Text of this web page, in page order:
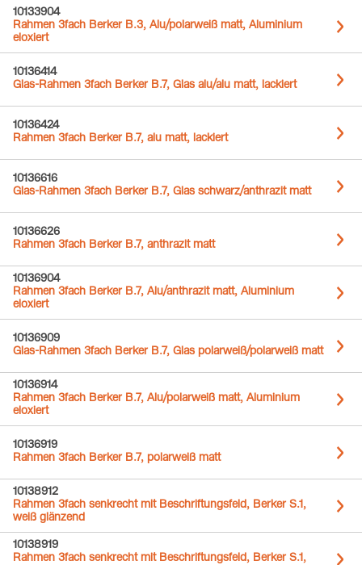
10133904
Rahmen 3fach Berker B.3, Alu/polarweiß matt, Aluminium
eloxiert
10136414
Glas-Rahmen 3fach Berker B.7, Glas alu/alu matt, lackiert
10136424
Rahmen 3fach Berker B.7, alu matt, lackiert
10136616
Glas-Rahmen 3fach Berker B.7, Glas schwarz/anthrazit matt
10136626
Rahmen 3fach Berker B.7, anthrazit matt
10136904
Rahmen 3fach Berker B.7, Alu/anthrazit matt, Aluminium
eloxiert
10136909
Glas-Rahmen 3fach Berker B.7, Glas polarweiß/polarweiß matt
10136914
Rahmen 3fach Berker B.7, Alu/polarweiß matt, Aluminium
eloxiert
10136919
Rahmen 3fach Berker B.7, polarweiß matt
10138912
Rahmen 3fach senkrecht mit Beschriftungsfeld, Berker S.1,
weiß glänzend
10138919
Rahmen 3fach senkrecht mit Beschriftungsfeld, Berker S.1,